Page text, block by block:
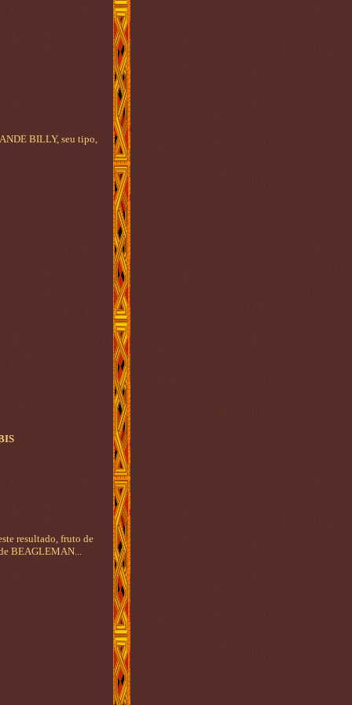
BILLY, seu tipo,
resultado, fruto de
BEAGLEMAN...